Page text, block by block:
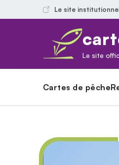
Le site
Le site
Cartes de pêche